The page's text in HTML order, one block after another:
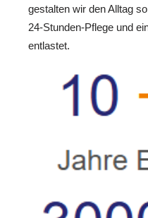
gestalten wir den Alltag
24-Stunden-Pflege und
entlastet.